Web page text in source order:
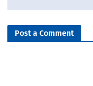
Post a Comment